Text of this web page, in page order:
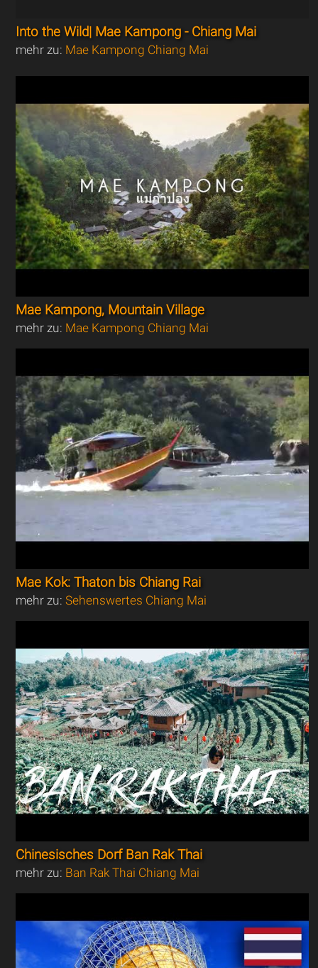
Into the Wild| Mae Kampong - Chiang Mai
mehr zu: Mae Kampong Chiang Mai
Mae Kampong, Mountain Village
mehr zu: Mae Kampong Chiang Mai
Mae Kok: Thaton bis Chiang Rai
mehr zu:Sehenswertes Chiang Mai
Chinesisches Dorf Ban Rak Thai
mehr zu: Ban Rak Thai Chiang Mai